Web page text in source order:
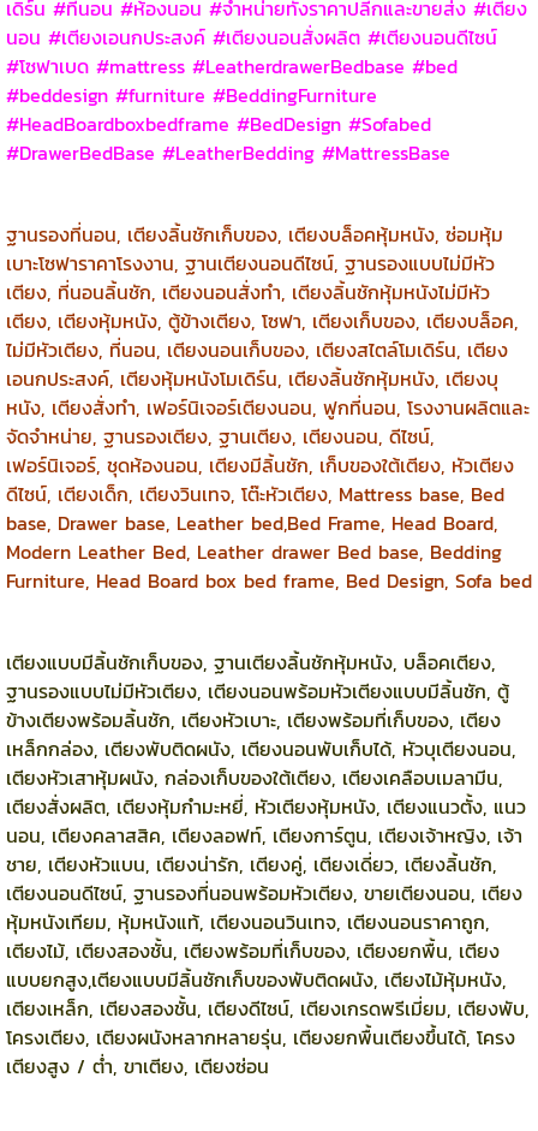
เดิร์น #ที่นอน #ห้องนอน #จำหน่ายทั้งราคาปลีกและขายส่ง #เตียง
นอน #เตียงเอนกประสงค์ #เตียงนอนสั่งผลิต #เตียงนอนดีไซน์
#โซฟาเบด #mattress #LeatherdrawerBedbase #bed
#beddesign #furniture #BeddingFurniture
#HeadBoardboxbedframe #BedDesign #Sofabed
#DrawerBedBase #LeatherBedding #MattressBase
ฐานรองที่นอน, เตียงลิ้นชักเก็บของ, เตียงบล็อคหุ้มหนัง, ซ่อมหุ้ม
เบาะโซฟาราคาโรงงาน, ฐานเตียงนอนดีไซน์, ฐานรองแบบไม่มีหัว
เตียง, ที่นอนลิ้นชัก, เตียงนอนสั่งทำ, เตียงลิ้นชักหุ้มหนังไม่มีหัว
เตียง, เตียงหุ้มหนัง, ตู้ข้างเตียง, โซฟา, เตียงเก็บของ, เตียงบล็อค,
ไม่มีหัวเตียง, ที่นอน, เตียงนอนเก็บของ, เตียงสไตล์โมเดิร์น, เตียง
เอนกประสงค์, เตียงหุ้มหนังโมเดิร์น, เตียงลิ้นชักหุ้มหนัง, เตียงบุ
หนัง, เตียงสั่งทำ, เฟอร์นิเจอร์เตียงนอน, ฟูกที่นอน, โรงงานผลิตและ
จัดจำหน่าย, ฐานรองเตียง, ฐานเตียง, เตียงนอน, ดีไซน์,
เฟอร์นิเจอร์, ชุดห้องนอน, เตียงมีลิ้นชัก, เก็บของใต้เตียง, หัวเตียง
ดีไซน์, เตียงเด็ก, เตียงวินเทจ, โต๊ะหัวเตียง, Mattress base, Bed
base, Drawer base, Leather bed,Bed Frame, Head Board,
Modern Leather Bed, Leather drawer Bed base, Bedding
Furniture, Head Board box bed frame, Bed Design, Sofa bed
เตียงแบบมีลิ้นชักเก็บของ, ฐานเตียงลิ้นชักหุ้มหนัง, บล็อคเตียง,
ฐานรองแบบไม่มีหัวเตียง, เตียงนอนพร้อมหัวเตียงแบบมีลิ้นชัก, ตู้
ข้างเตียงพร้อมลิ้นชัก, เตียงหัวเบาะ, เตียงพร้อมที่เก็บของ, เตียง
เหล็กกล่อง, เตียงพับติดผนัง, เตียงนอนพับเก็บได้, หัวบุเตียงนอน,
เตียงหัวเสาหุ้มผนัง, กล่องเก็บของใต้เตียง, เตียงเคลือบเมลามีน,
เตียงสั่งผลิต, เตียงหุ้มกำมะหยี่, หัวเตียงหุ้มหนัง, เตียงแนวตั้ง, แนว
นอน, เตียงคลาสสิค, เตียงลอฟท์, เตียงการ์ตูน, เตียงเจ้าหญิง, เจ้า
ชาย, เตียงหัวแบน, เตียงน่ารัก, เตียงคู่, เตียงเดี่ยว, เตียงลิ้นชัก,
เตียงนอนดีไซน์, ฐานรองที่นอนพร้อมหัวเตียง, ขายเตียงนอน, เตียง
หุ้มหนังเทียม, หุ้มหนังแท้, เตียงนอนวินเทจ, เตียงนอนราคาถูก,
เตียงไม้, เตียงสองชั้น, เตียงพร้อมที่เก็บของ, เตียงยกพื้น, เตียง
แบบยกสูง,เตียงแบบมีลิ้นชักเก็บของพับติดผนัง, เตียงไม้หุ้มหนัง,
เตียงเหล็ก, เตียงสองชั้น, เตียงดีไซน์, เตียงเกรดพรีเมี่ยม, เตียงพับ,
โครงเตียง, เตียงผนังหลากหลายรุ่น, เตียงยกพื้นเตียงขึ้นได้, โครง
เตียงสูง / ต่ำ, ขาเตียง, เตียงซ่อน